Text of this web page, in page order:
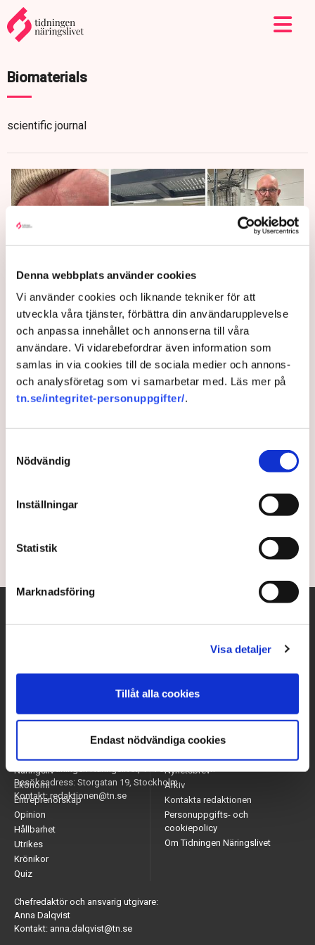
Denna webbplats använder cookies
Vi använder cookies och liknande tekniker för att
utveckla våra tjänster, förbättra din användarupplevelse
och anpassa innehållet och annonserna till våra
användare. Vi vidarebefordrar även information som
samlas in via cookies till de sociala medier och annons-
och analysföretag som vi samarbetar med. Läs mer på
tn.se/integritet-personuppgifter/.
Nödvändig
Inställningar
Statistik
Marknadsföring
Visa detaljer
Tillåt alla cookies
Endast nödvändiga cookies
Biomaterials
scientific journal
Svenska supermaterialet kan
ersätta plasten – svenska
regler sätter stopp
Materialet kan hjälpa till att bygga upp barriärreven,
plastförpackningar nedbrytbara. Men svenska regler
Biomaterials vd Peter Stenström till TN. Nu väljer
2 years ago |
Adress: Tidningen Näringslivet, 114 82 Stockholm
Besöksadress: Storgatan 19, Stockholm
Kontakt: redaktionen@tn.se
Arbetsmarknad
Näringsliv
Ekonomi
Entreprenörskap
Opinion
Hållbarhet
Utrikes
Krönikor
Quiz
Nyhetsbrev
Arkiv
Kontakta redaktionen
Personuppgifts- och
cookiepolicy
Om Tidningen Näringslivet
Chefredaktör och ansvarig utgivare:
Anna Dalqvist
Kontakt: anna.dalqvist@tn.se